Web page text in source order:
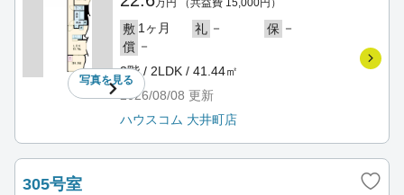
写真を見る
万円 （共益費 15,000円）
敷 1ヶ月 礼 － 保 －
償 －
3階 / 2LDK / 41.44㎡
2026/08/08 更新
ハウスコム 大井町店
305号室